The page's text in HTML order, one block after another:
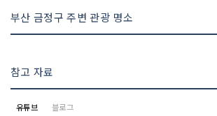
부산 금정구 주변 관광 명소
참고 자료
유튜브 블로그